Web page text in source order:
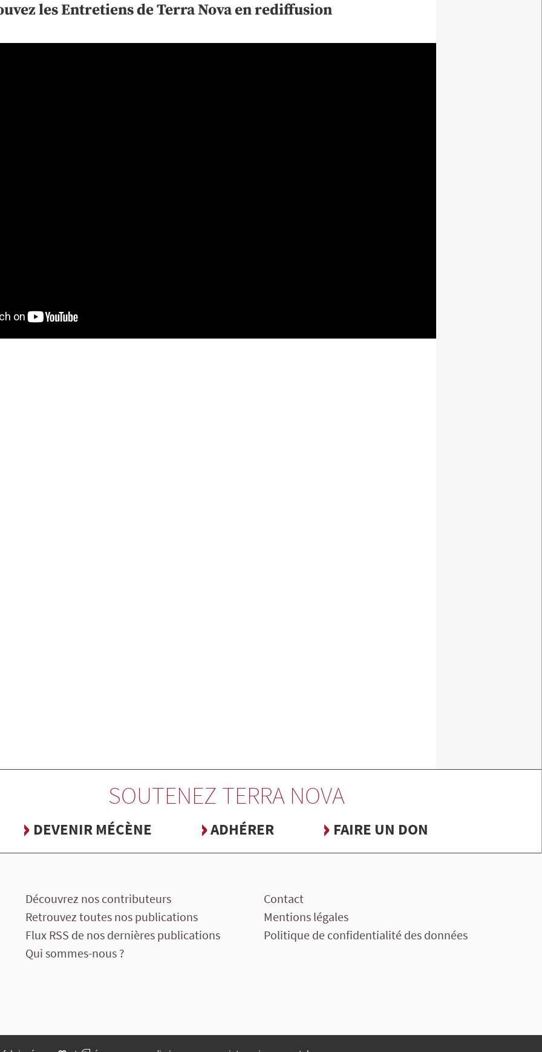
les Entretiens de Terra Nova en rediffusion
SOUTENEZ TERRA NOVA
DEVENIR MÉCÈNE ADHÉRER FAIRE UN DON
Découvrez nos contributeurs
Retrouvez toutes nos publications
Flux RSS de nos dernières publications
Qui sommes-nous ?
Contact
Mentions légales
Politique de confidentialité des données